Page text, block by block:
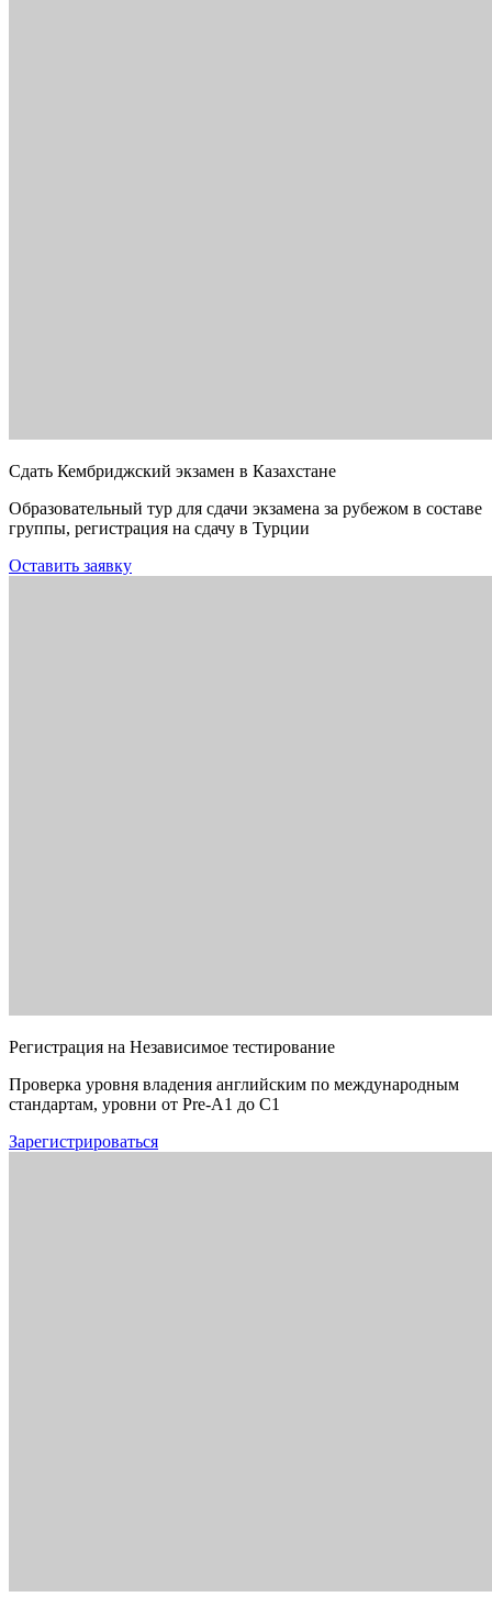
Сдать Кембриджский экзамен в Казахстане
Образовательный тур для сдачи экзамена за рубежом в составе
группы, регистрация на сдачу в Турции
Оставить заявку
Регистрация на Независимое тестирование
Проверка уровня владения английским по международным
стандартам, уровни от Pre-A1 до C1
Зарегистрироваться